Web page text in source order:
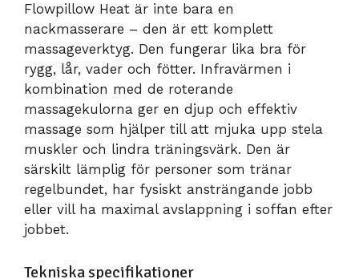
Flowpillow Heat är inte bara en
nackmasserare – den är ett komplett
massageverktyg. Den fungerar lika bra för
rygg, lår, vader och fötter. Infravärmen i
kombination med de roterande
massagekulorna ger en djup och effektiv
massage som hjälper till att mjuka upp stela
muskler och lindra träningsvärk. Den är
särskilt lämplig för personer som tränar
regelbundet, har fysiskt ansträngande jobb
eller vill ha maximal avslappning i soffan efter
jobbet.
Tekniska specifikationer